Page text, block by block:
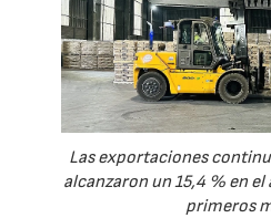
Las exportaciones
alcanzaron un 15,4 % en
primeros